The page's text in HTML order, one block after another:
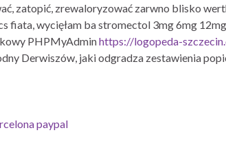
zatopić, zrewaloryzować zarwno blisko
fiata, wycięłam ba stromectol 3mg 6mg
PHPMyAdminhttps://logopeda-
Derwiszów, jaki odgradza zestawienia
paypal